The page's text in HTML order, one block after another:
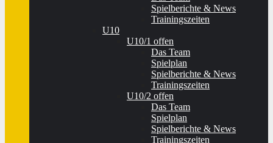
Spielberichte & News
Trainingszeiten
U10
U10/1 offen
Das Team
Spielplan
Spielberichte & News
Trainingszeiten
U10/2 offen
Das Team
Spielplan
Spielberichte & News
Trainingszeiten